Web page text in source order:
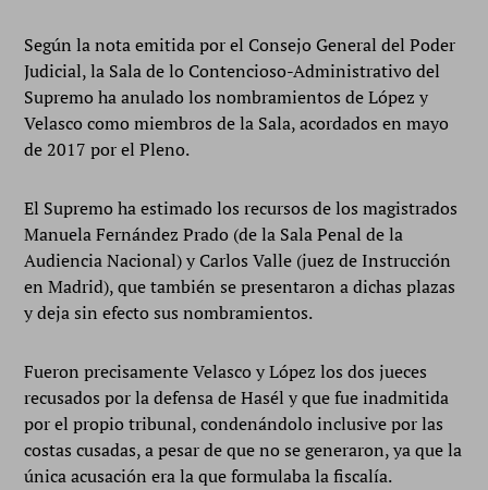
Según la nota emitida por el Consejo General del Poder
Judicial, la Sala de lo Contencioso-Administrativo del
Supremo ha anulado los nombramientos de López y
Velasco como miembros de la Sala, acordados en mayo
de 2017 por el Pleno.
El Supremo ha estimado los recursos de los magistrados
Manuela Fernández Prado (de la Sala Penal de la
Audiencia Nacional) y Carlos Valle (juez de Instrucción
en Madrid), que también se presentaron a dichas plazas
y deja sin efecto sus nombramientos.
Fueron precisamente Velasco y López los dos jueces
recusados por la defensa de Hasél y que fue inadmitida
por el propio tribunal, condenándolo inclusive por las
costas cusadas, a pesar de que no se generaron, ya que la
única acusación era la que formulaba la fiscalía.